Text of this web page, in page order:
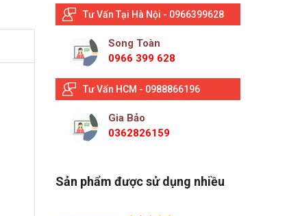
Tư Vấn Tại Hà Nội - 0966399628
Song Toàn
0966 399 628
Tư Vấn HCM - 0988866196
Gia Bảo
0362826159
Sản phẩm được sử dụng nhiều